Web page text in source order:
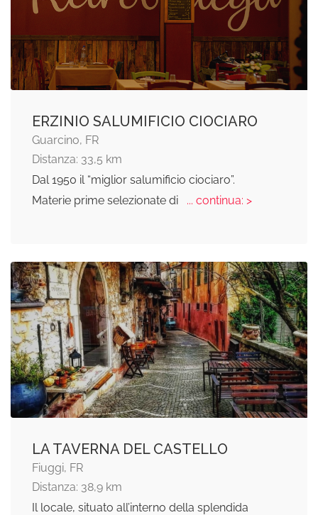
ERZINIO SALUMIFICIO CIOCIARO
Guarcino, FR
Distanza: 33,5 km
Dal 1950 il “miglior salumificio ciociaro”.
Materie prime selezionate di
... continua: >
LA TAVERNA DEL CASTELLO
Fiuggi, FR
Distanza: 38,9 km
Il locale, situato all’interno della splendida